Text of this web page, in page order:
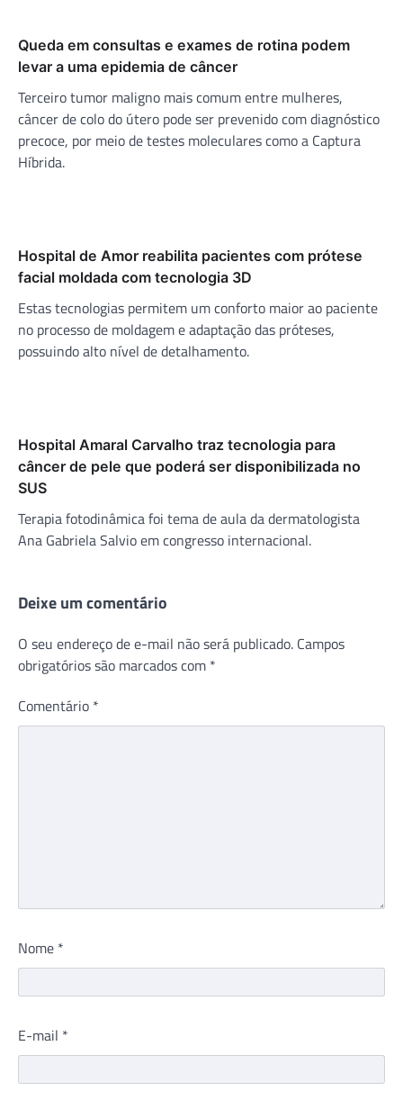
Queda em consultas e exames de rotina podem
levar a uma epidemia de câncer
Terceiro tumor maligno mais comum entre mulheres,
câncer de colo do útero pode ser prevenido com diagnóstico
precoce, por meio de testes moleculares como a Captura
Híbrida.
Hospital de Amor reabilita pacientes com prótese
facial moldada com tecnologia 3D
Estas tecnologias permitem um conforto maior ao paciente
no processo de moldagem e adaptação das próteses,
possuindo alto nível de detalhamento.
Hospital Amaral Carvalho traz tecnologia para
câncer de pele que poderá ser disponibilizada no
SUS
Terapia fotodinâmica foi tema de aula da dermatologista
Ana Gabriela Salvio em congresso internacional.
Deixe um comentário
O seu endereço de e-mail não será publicado. Campos
obrigatórios são marcados com *
Comentário *
Nome *
E-mail *